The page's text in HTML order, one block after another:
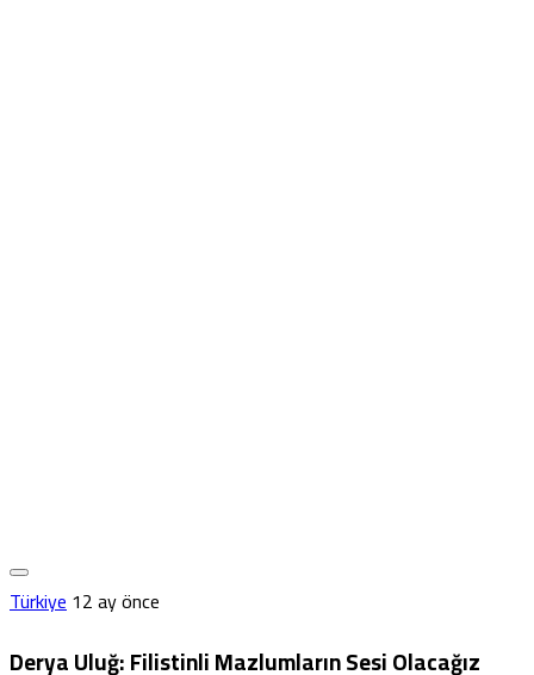
Türkiye12 ay önce
Derya Uluğ: Filistinli Mazlumların Sesi Olacağız